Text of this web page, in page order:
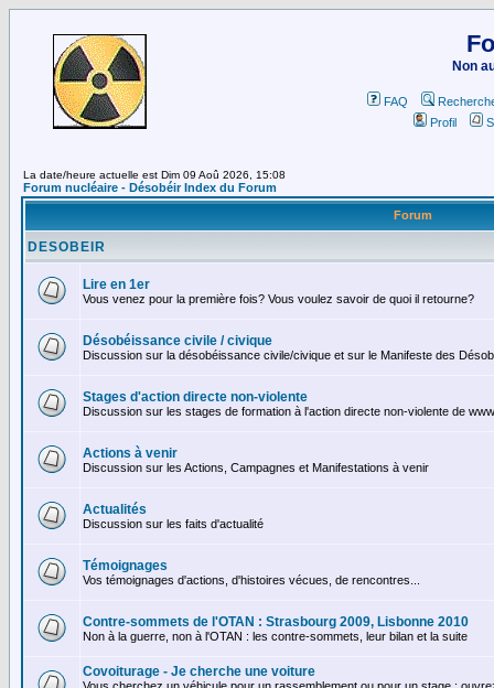
Non
FAQ
Profil
La date/heure actuelle est Dim 09 Aoû 2026, 15:08
Forum nucléaire - Désobéir Index du Forum
Forum
DESOBEIR
Lire en 1er
Vous venez pour la première fois? Vous voulez savoir de quoi il retourne?
Désobéissance civile / civique
Discussion sur la désobéissance civile/civique et sur le Manifeste des
Stages d'action directe non-violente
Discussion sur les stages de formation à l'action directe non-violente de
Actions à venir
Discussion sur les Actions, Campagnes et Manifestations à venir
Actualités
Discussion sur les faits d'actualité
Témoignages
Vos témoignages d'actions, d'histoires vécues, de rencontres...
Contre-sommets de l'OTAN : Strasbourg 2009, Lisbonne 2010
Non à la guerre, non à l'OTAN : les contre-sommets, leur bilan et la suite
Covoiturage - Je cherche une voiture